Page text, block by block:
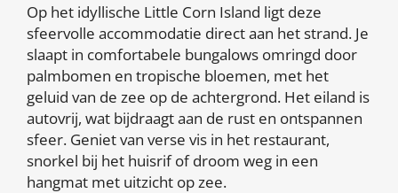
Op het idyllische Little Corn Island ligt deze
sfeervolle accommodatie direct aan het strand. Je
slaapt in comfortabele bungalows omringd door
palmbomen en tropische bloemen, met het
geluid van de zee op de achtergrond. Het eiland is
autovrij, wat bijdraagt aan de rust en ontspannen
sfeer. Geniet van verse vis in het restaurant,
snorkel bij het huisrif of droom weg in een
hangmat met uitzicht op zee.